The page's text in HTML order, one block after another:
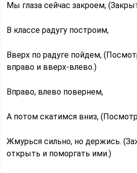
Мы глаза сейчас закроем,
В классе радугу построим,
Вверх по радуге пойдем,
вправо и вверх-влево.)
Вправо, влево повернем,
А потом скатимся вниз,
Жмурься сильно, но держись.
открыть и поморгать ими.)